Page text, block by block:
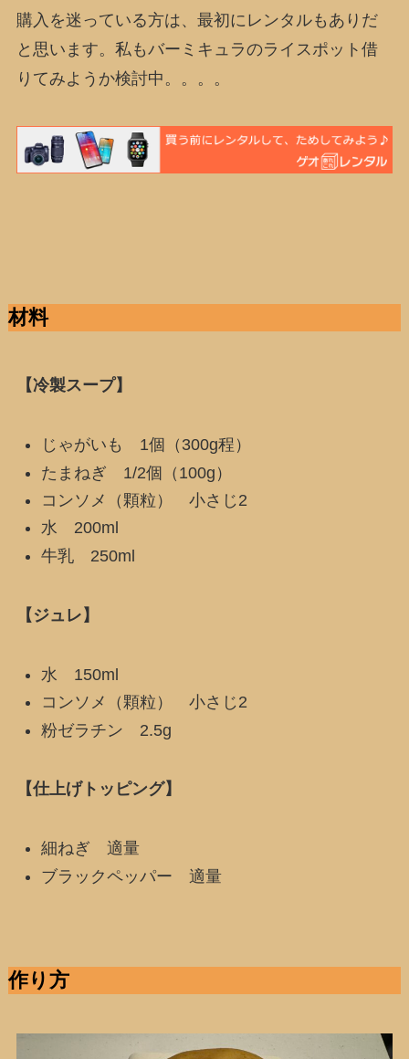
購入を迷っている方は、最初にレンタルもありだ
と思います。私もバーミキュラのライスポット借
りてみようか検討中。。。。
材料
【冷製スープ】
じゃがいも 1個（300g程）
たまねぎ 1/2個（100g）
コンソメ（顆粒） 小さじ2
水 200ml
牛乳 250ml
【ジュレ】
水 150ml
コンソメ（顆粒） 小さじ2
粉ゼラチン 2.5g
【仕上げトッピング】
細ねぎ 適量
ブラックペッパー 適量
作り方